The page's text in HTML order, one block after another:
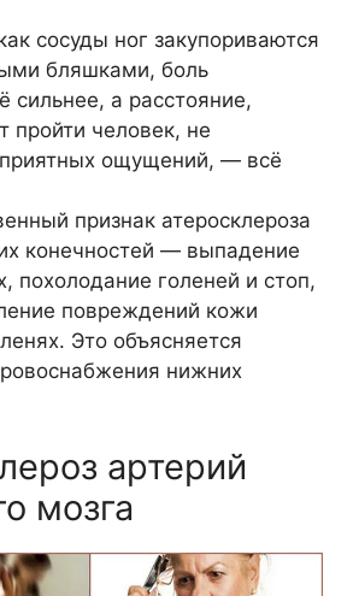
сосуды ног закупориваются
бляшками, боль
сильнее, а расстояние,
пройти человек, не
ощущений, — всё
признак атеросклероза
конечностей — выпадение
похолодание голеней и стоп,
повреждений кожи
Это объясняется
нижних
артерий
мозга